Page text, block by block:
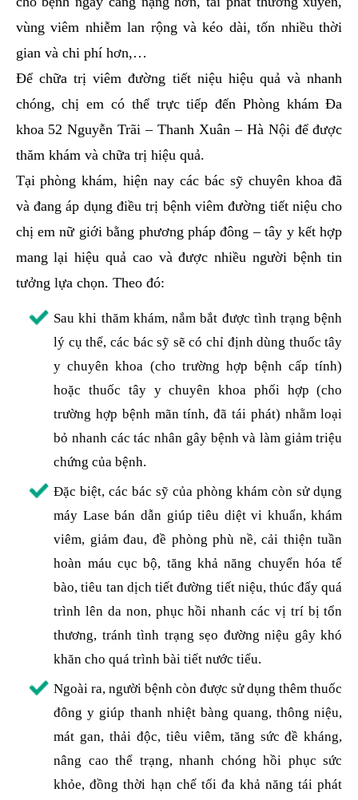
vùng viêm nhiễm lan rộng và kéo dài, tốn nhiều thời
gian và chi phí hơn,…
Để chữa trị viêm đường tiết niệu hiệu quả và nhanh
chóng, chị em có thể trực tiếp đến Phòng khám Đa
khoa 52 Nguyễn Trãi – Thanh Xuân – Hà Nội để được
thăm khám và chữa trị hiệu quả.
Tại phòng khám, hiện nay các bác sỹ chuyên khoa đã
và đang áp dụng điều trị bệnh viêm đường tiết niệu cho
chị em nữ giới bằng phương pháp đông – tây y kết hợp
mang lại hiệu quả cao và được nhiều người bệnh tin
tưởng lựa chọn. Theo đó:
Sau khi thăm khám, nắm bắt được tình trạng bệnh
lý cụ thể, các bác sỹ sẽ có chỉ định dùng thuốc tây
y chuyên khoa (cho trường hợp bệnh cấp tính)
hoặc thuốc tây y chuyên khoa phối hợp (cho
trường hợp bệnh mãn tính, đã tái phát) nhằm loại
bỏ nhanh các tác nhân gây bệnh và làm giảm triệu
chứng của bệnh.
Đặc biệt, các bác sỹ của phòng khám còn sử dụng
máy Lase bán dẫn giúp tiêu diệt vi khuẩn, khám
viêm, giảm đau, đề phòng phù nề, cải thiện tuần
hoàn máu cục bộ, tăng khả năng chuyển hóa tế
bào, tiêu tan dịch tiết đường tiết niệu, thúc đẩy quá
trình lên da non, phục hồi nhanh các vị trí bị tổn
thương, tránh tình trạng sẹo đường niệu gây khó
khăn cho quá trình bài tiết nước tiểu.
Ngoài ra, người bệnh còn được sử dụng thêm thuốc
đông y giúp thanh nhiệt bàng quang, thông niệu,
mát gan, thải độc, tiêu viêm, tăng sức đề kháng,
nâng cao thể trạng, nhanh chóng hồi phục sức
khỏe, đồng thời hạn chế tối đa khả năng tái phát